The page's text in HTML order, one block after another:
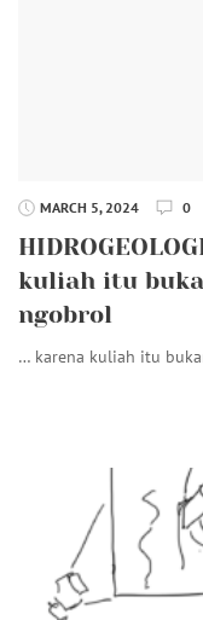
MARCH 5, 2024 0
kuliah itu
ngobrol
… karena kuliah itu